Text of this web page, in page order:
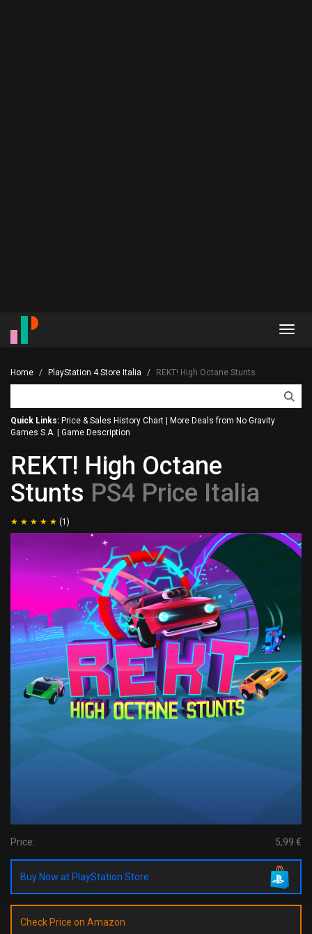
Home PlayStation 4 Store Italia REKT! High Octane Stunts
Quick Links: Price & Sales History Chart
More Deals from No Gravity
Games S.A.
Game Description
REKT! High Octane
Stunts PS4 Price Italia
(1)
Price: 5,99 €
Buy Now at PlayStation Store
Check Price on Amazon